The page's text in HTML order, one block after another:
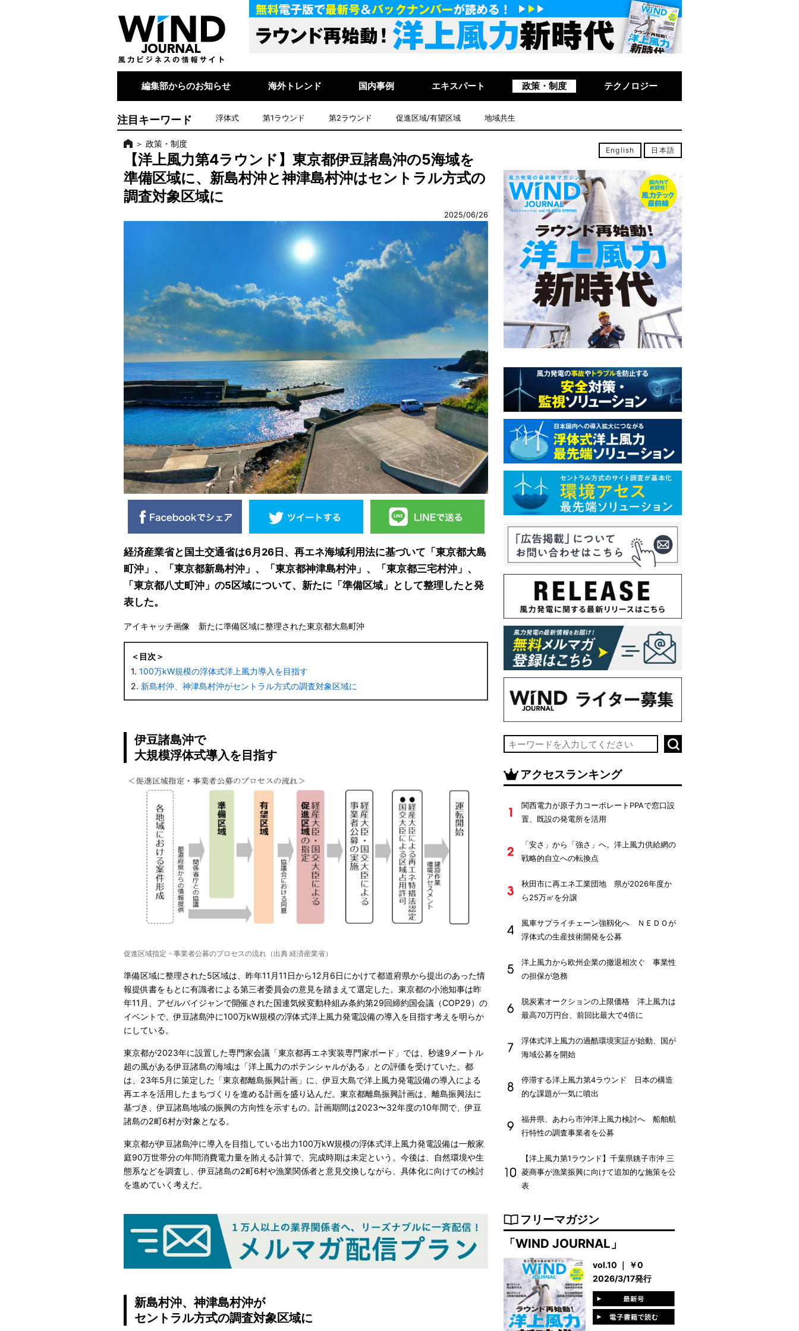
編集部からのお知らせ 海外トレンド 国内事例 エキスパート 政策・制度 テクノロジー
注目キーワード 浮体式 第1ラウンド 第2ラウンド 促進区域/有望区域 地域共生
＞政策・制度
【洋上風力第4ラウンド】東京都伊豆諸島沖の5海域を
準備区域に、新島村沖と神津島村沖はセントラル方式の
調査対象区域に
2025/06/26
経済産業省と国土交通省は6月26日、再エネ海域利用法に基づいて「東京都大島
町沖」、「東京都新島村沖」、「東京都神津島村沖」、「東京都三宅村沖」、
「東京都八丈町沖」の5区域について、新たに「準備区域」として整理したと発
表した。
アイキャッチ画像 新たに準備区域に整理された東京都大島町沖
＜目次＞
1.100万kW規模の浮体式洋上風力導入を目指す
2. 新島村沖、神津島村沖がセントラル方式の調査対象区域に
伊豆諸島沖で
大規模浮体式導入を目指す
促進区域指定・事業者公募のプロセスの流れ（出典 経済産業省）
準備区域に整理された5区域は、昨年11月11日から12月6日にかけて都道府県から提出のあった情
報提供書をもとに有識者による第三者委員会の意見を踏まえて選定した。東京都の小池知事は昨
年11月、アゼルバイジャンで開催された国連気候変動枠組み条約第29回締約国会議（COP29）の
イベントで、伊豆諸島沖に100万kW規模の浮体式洋上風力発電設備の導入を目指す考えを明らか
にしている。
東京都が2023年に設置した専門家会議「東京都再エネ実装専門家ボード」では、秒速9メートル
超の風がある伊豆諸島の海域は「洋上風力のポテンシャルがある」との評価を受けていた。都
は、23年5月に策定した「東京都離島振興計画」に、伊豆大島で洋上風力発電設備の導入による
再エネを活用したまちづくりを進める計画を盛り込んだ。東京都離島振興計画は、離島振興法に
基づき、伊豆諸島地域の振興の方向性を示すもの。計画期間は2023〜32年度の10年間で、伊豆
諸島の2町6村が対象となる。
東京都が伊豆諸島沖に導入を目指している出力100万kW規模の浮体式洋上風力発電設備は一般家
庭90万世帯分の年間消費電力量を賄える計算で、完成時期は未定という。今後は、自然環境や生
態系などを調査し、伊豆諸島の2町6村や漁業関係者と意見交換しながら、具体化に向けての検討
を進めていく考えだ。
新島村沖、神津島村沖が
セントラル方式の調査対象区域に
English 日本語
アクセスランキング
関西電力が原子力コーポレートPPAで窓口設
置、既設の発電所を活用
「安さ」から「強さ」へ。洋上風力供給網の
戦略的自立への転換点
秋田市に再エネ工業団地 県が2026年度か
ら25万㎡を分譲
風車サプライチェーン強靱化へ ＮＥＤＯが
浮体式の生産技術開発を公募
洋上風力から欧州企業の撤退相次ぐ 事業性
の担保が急務
脱炭素オークションの上限価格 洋上風力は
最高70万円台、前回比最大で4倍に
浮体式洋上風力の過酷環境実証が始動、国が
海域公募を開始
停滞する洋上風力第4ラウンド 日本の構造
的な課題が一気に噴出
福井県、あわら市沖洋上風力検討へ 船舶航
行特性の調査事業者を公募
【洋上風力第1ラウンド】千葉県銚子市沖 三
菱商事が漁業振興に向けて追加的な施策を公
表
フリーマガジン
「WIND JOURNAL」
vol.10 ｜ ￥0
2026/3/17発行